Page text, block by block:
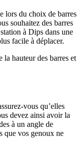
lors du choix de barres
souhaitez des barres
à Dips dans une
facile à déplacer.
hauteur des barres et
vous qu’elles
devez ainsi avoir la
à un angle de
que vos genoux ne